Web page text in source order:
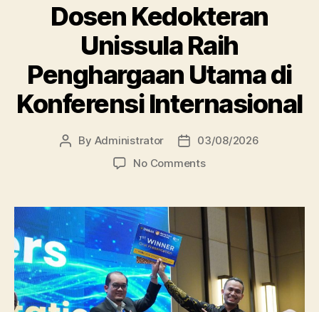
Dosen Kedokteran
Unissula Raih
Penghargaan Utama di
Konferensi Internasional
Post
By Administrator
Post
date
03/08/2026
No Commentson
Unissula
Raih
Penghargaan
Utama
di
Konferensi
Internasional